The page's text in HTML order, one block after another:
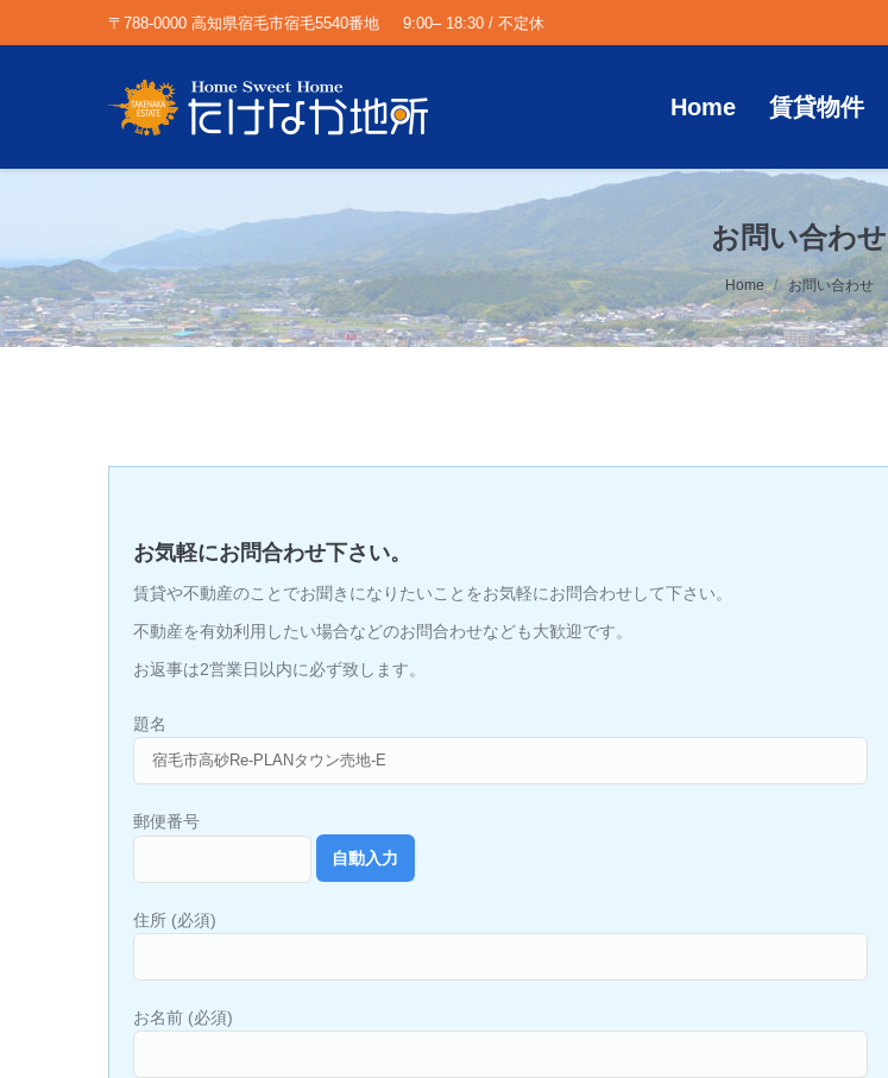
〒788-0000 高知県宿毛市宿毛5540番地 9:00– 18:30 / 不定休
Home 賃貸物件
お問い合わせ
You are here: Home お問い合わせ
お気軽にお問合わせ下さい。
賃貸や不動産のことでお聞きになりたいことをお気軽にお問合わせして下さい。
不動産を有効利用したい場合などのお問合わせなども大歓迎です。
お返事は2営業日以内に必ず致します。
題名
郵便番号
住所 (必須)
お名前 (必須)